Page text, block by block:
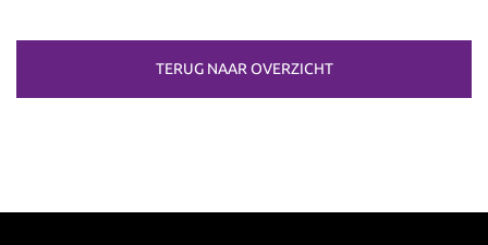
TERUG NAAR OVERZICHT